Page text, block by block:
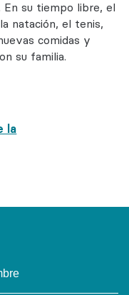
la
En su tiempo libre, el
natación, el tenis,
comidas y
su familia.